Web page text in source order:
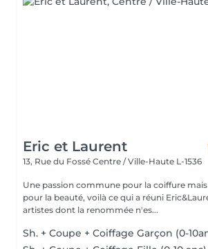
Eric et Laurent
13, Rue du Fossé Centre / Ville-Haute L-1536
Une passion commune pour la coiffure
pour la beauté, voilà ce qui a réuni
artistes dont la renommée n'es...
Sh. + Coupe + Coiffage Garçon (0-